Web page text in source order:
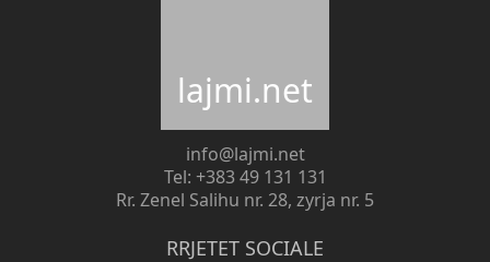
lajmi.net
info@lajmi.net
Tel: +383 49 131 131
Rr. Zenel Salihu nr. 28, zyrja nr. 5
RRJETET SOCIALE